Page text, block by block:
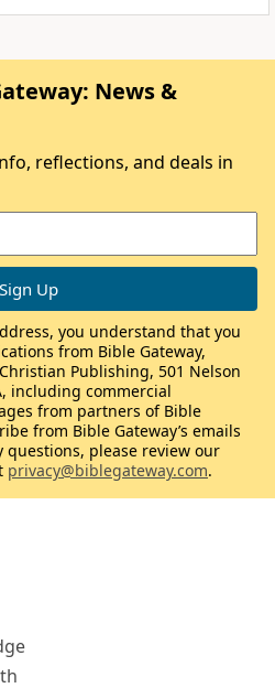
News &
reflections, and deals in
you understand that you
from Bible Gateway,
Publishing, 501 Nelson
including commercial
from partners of Bible
from Bible Gateway’s emails
questions, please review our
privacy@biblegateway.com.